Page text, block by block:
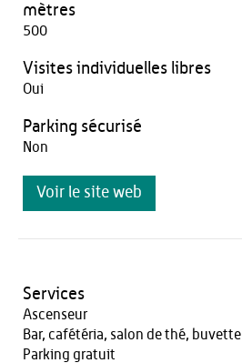
mètres
500
Visites individuelles libres
Oui
Parking sécurisé
Non
Voir le site web
Services
Ascenseur
Bar, cafétéria, salon de thé, buvette
Parking gratuit